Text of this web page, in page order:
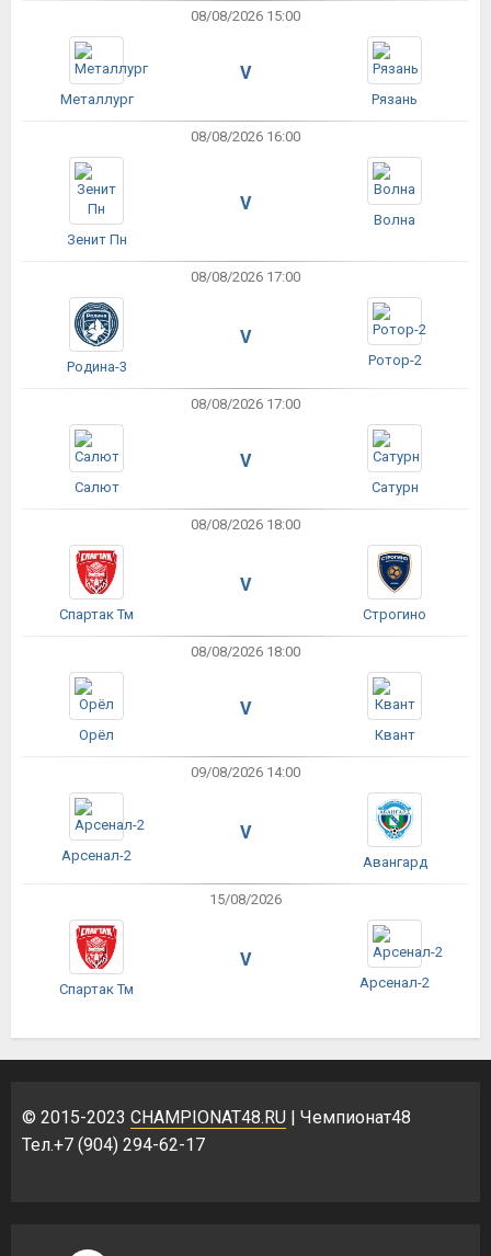
08/08/2026 15:00
Металлург
V
Рязань
08/08/2026 16:00
Зенит Пн
V
Волна
08/08/2026 17:00
Родина-3
V
Ротор-2
08/08/2026 17:00
Салют
V
Сатурн
08/08/2026 18:00
Спартак Тм
V
Строгино
08/08/2026 18:00
Орёл
V
Квант
09/08/2026 14:00
Арсенал-2
V
Авангард
15/08/2026
Спартак Тм
V
Арсенал-2
© 2015-2023 CHAMPIONAT48.RU | Чемпионат48
Тел.+7 (904) 294-62-17